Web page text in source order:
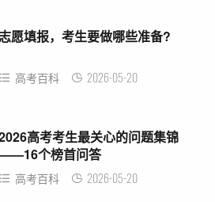
愿填报，考生要做哪些准备?
高考百科 2026-05-20
高考考生最关心的问题集锦
个榜首问答
高考百科 2026-05-20